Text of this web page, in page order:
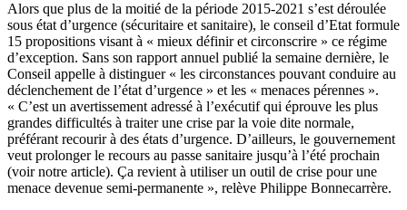
Alors que plus de la moitié de la période 2015-2021 s’est déroulée
sous état d’urgence (sécuritaire et sanitaire), le conseil d’Etat formule
15 propositions visant à « mieux définir et circonscrire » ce régime
d’exception. Sans son rapport annuel publié la semaine dernière, le
Conseil appelle à distinguer « les circonstances pouvant conduire au
déclenchement de l’état d’urgence » et les « menaces pérennes ».
« C’est un avertissement adressé à l’exécutif qui éprouve les plus
grandes difficultés à traiter une crise par la voie dite normale,
préférant recourir à des états d’urgence. D’ailleurs, le gouvernement
veut prolonger le recours au passe sanitaire jusqu’à l’été prochain
(voir notre article). Ça revient à utiliser un outil de crise pour une
menace devenue semi-permanente », relève Philippe Bonnecarrère.